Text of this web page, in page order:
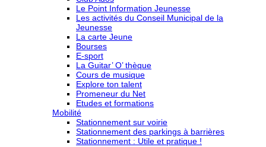
Le Point Information Jeunesse
Les activités du Conseil Municipal de la
Jeunesse
La carte Jeune
Bourses
E-sport
La Guitar’ O’ thèque
Cours de musique
Explore ton talent
Promeneur du Net
Etudes et formations
Mobilité
Stationnement sur voirie
Stationnement des parkings à barrières
Stationnement : Utile et pratique !